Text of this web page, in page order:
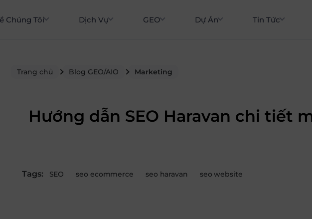
Chúng Tôi Dịch Vụ GEO Dự Án Tin Tức
Trang chủ Blog GEO/AIO Marketing
Hướng dẫn SEO Haravan chi tiết
Tags: SEO seo ecommerce seo haravan seo website